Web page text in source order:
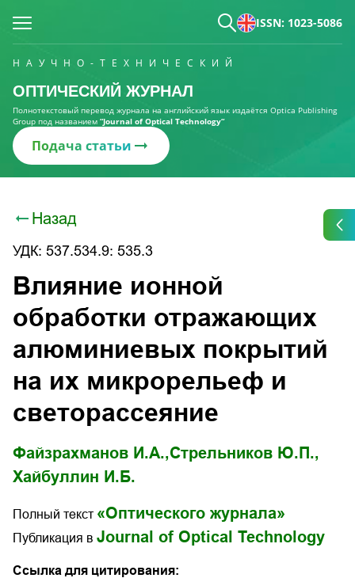
ISSN: 1023-5086
НАУЧНО-ТЕХНИЧЕСКИЙ
ОПТИЧЕСКИЙ ЖУРНАЛ
Полнотекстовый перевод журнала на английский язык издаётся Optica Publishing
Group под названием “Journal of Optical Technology“
Подача статьи
Назад
УДК: 537.534.9: 535.3
Влияние ионной
обработки отражающих
алюминиевых покрытий
на их микрорельеф и
светорассеяние
Файзрахманов И.А.,Стрельников Ю.П.,
Хайбуллин И.Б.
Полный текст «Оптического журнала»
Публикация в Journal of Optical Technology
Ссылка для цитирования: